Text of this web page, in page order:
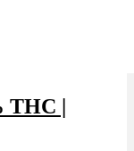
THC |